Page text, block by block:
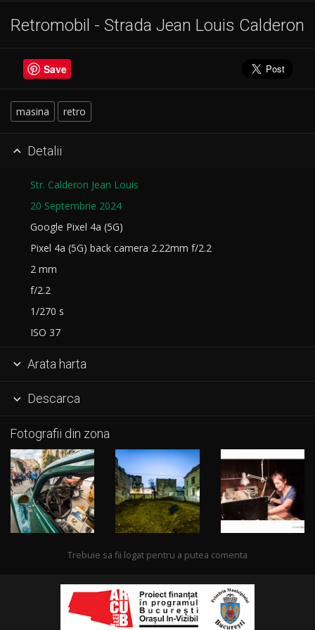
Retromobil - Strada Jean Louis Calderon
Save
masina retro
 Detalii
Str. Calderon Jean Louis
20 Septembrie 2024
Google Pixel 4a (5G)
Pixel 4a (5G) back camera 2.22mm f/2.2
2 mm
f/2.2
1/270 s
ISO 37
 Arata harta
 Descarca
Fotografii din zona
Trebuie sa fii logat pentru a putea comenta